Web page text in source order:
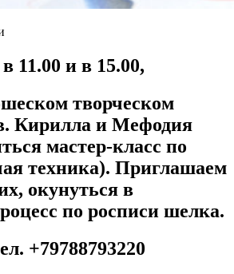
11.00 и в 15.00,
творческом
Кирилла и Мефодия
мастер-класс по
техника). Приглашаем
окунуться в
по росписи шелка.
+79788793220